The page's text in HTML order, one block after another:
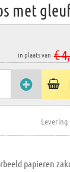
met
in plaats van €
papieren